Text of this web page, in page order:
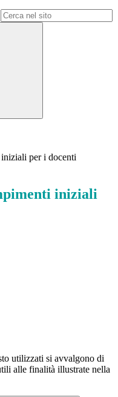
per i docenti
iniziali
utilizzati si avvalgono di
alle finalità illustrate nella